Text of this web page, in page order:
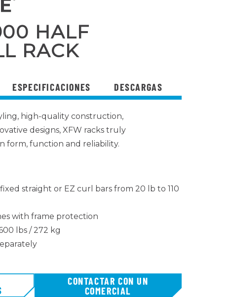
HALF
RACK
ESPECIFICACIONES DESCARGAS
high-quality construction,
designs, XFW racks truly
form, function and reliability.
straight or EZ curl bars from 20 lb to 110
with frame protection
lbs / 272 kg
CONTACTAR CON UN
COMERCIAL